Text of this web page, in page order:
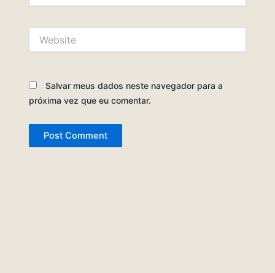
Salvar meus dados neste navegador para a
próxima vez que eu comentar.